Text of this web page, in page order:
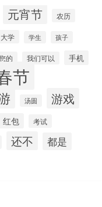
元宵节 农历
大学 学生 孩子
的 我们可以
手机
节
汤圆 游戏
红包 考试
还不 都是